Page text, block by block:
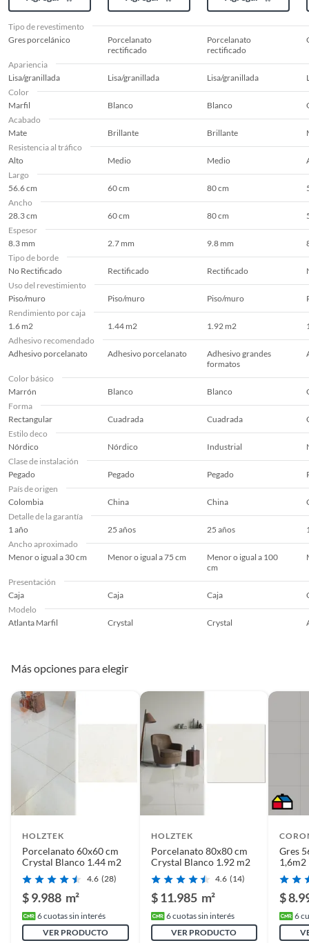
Largo 56.6 cm
Resistencia al tráfico
Estilo deco
Color
Rendimiento por caja
Resistencia al
desgaste
PEI IV (Tránsito alto)
Textura de superficie Lisa
Ancho
Peso del producto
Tipo de revestimento
Gres porcelánico
Porcelanato
rectificado
Porcelanato
rectificado
Apariencia
Lisa/granillada
Lisa/granillada Lisa/granillada
Color
Marfil
Blanco Blanco
Acabado
Mate
Brillante Brillante
Resistencia al tráfico
Alto
Medio Medio
Largo
56.6 cm
60 cm 80 cm
Ancho
28.3 cm
60 cm 80 cm
Espesor
8.3 mm
2.7 mm 9.8 mm
Tipo de borde
No Rectificado
Rectificado Rectificado
Uso del revestimiento
Piso/muro
Piso/muro Piso/muro
Rendimiento por caja
1.6 m2
1.44 m2 1.92 m2
Adhesivo recomendado
Adhesivo porcelanato
Adhesivo porcelanato
Adhesivo grandes
formatos
Color básico
Marrón
Blanco Blanco
Forma
Rectangular
Cuadrada Cuadrada
Estilo deco
Nórdico
Nórdico Industrial
Clase de instalación
Pegado
Pegado Pegado
País de origen
Colombia
China China
Detalle de la garantía
1 año
25 años 25 años
Ancho aproximado
Menor o igual a 30 cm
Menor o igual a 75 cm
Menor o igual a 100
cm
Presentación
Caja
Caja Caja
Modelo
Atlanta Marfil
Crystal Crystal
Más opciones para elegir
HOLZTEK
Porcelanato 60x60 cm
Crystal Blanco 1.44 m2
4.6 (28)
$ 9.988 m²
6cuotas sin interés
VER PRODUCTO
HOLZTEK
Porcelanato 80x80 cm
Crystal Blanco 1.92 m2
4.6 (14)
$ 11.985 m²
6cuotas sin interés
VER PRODUCTO
Gres
1,6m2
$
6